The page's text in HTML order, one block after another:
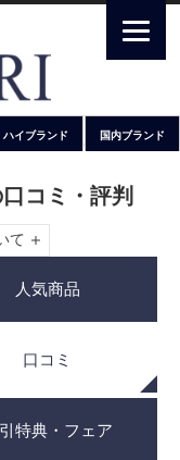
ハイブランド 国内ブランド
コミ・評判
て
人気商品
口コミ
特典・フェア